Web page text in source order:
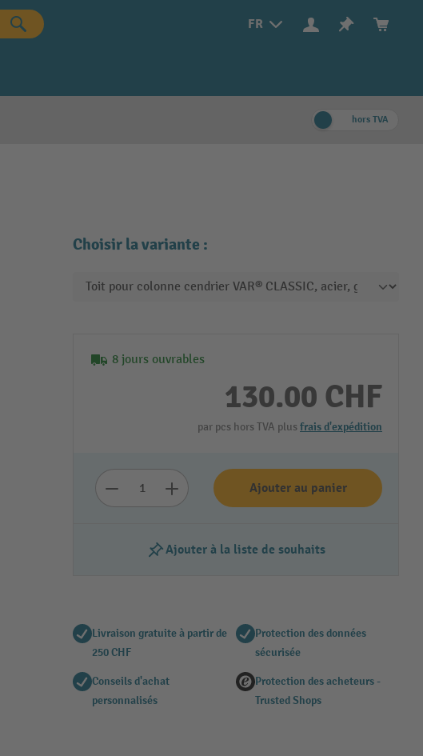
FR
hors TVA
Choisir la variante :
8 jours ouvrables
130.00 CHF
par pcs hors TVA plus frais d'expédition
Ajouter au panier
Ajouter à la liste de souhaits
Livraison gratuite à partir de
250 CHF
Protection des données
sécurisée
Conseils d'achat
personnalisés
Protection des acheteurs -
Trusted Shops